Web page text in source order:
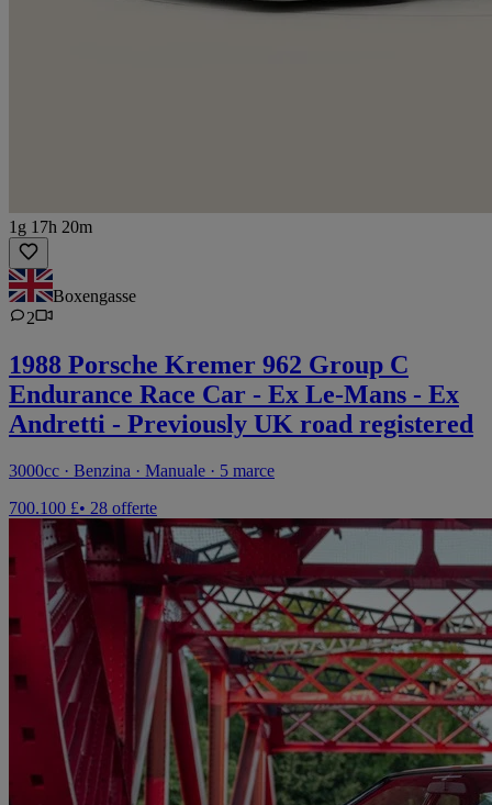
1g 17h 20m
Boxengasse
2
1988 Porsche Kremer 962 Group C
Endurance Race Car - Ex Le-Mans - Ex
Andretti - Previously UK road registered
3000cc · Benzina · Manuale · 5 marce
700.100 £• 28 offerte